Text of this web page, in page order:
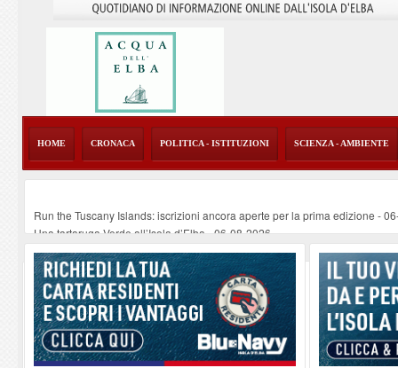
HOME CRONACA POLITICA - ISTITUZIONI SCIENZA - AMBIENTE
Run the Tuscany Islands: iscrizioni ancora aperte per la prima edizione -
Una tartaruga Verde all’Isola d’Elba-06-08-2026
Furgone in fiamme a Capoliveri, illeso il conducente-06-08-2026
Campo: chiusura della biblioteca comunale in occasione del Santo Patrono
A Carpani si apre la Festa di Liberazione: il programma della prima serata-